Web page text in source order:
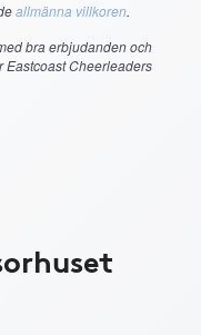
allmänna villkoren.
bra erbjudanden och
Eastcoast Cheerleaders